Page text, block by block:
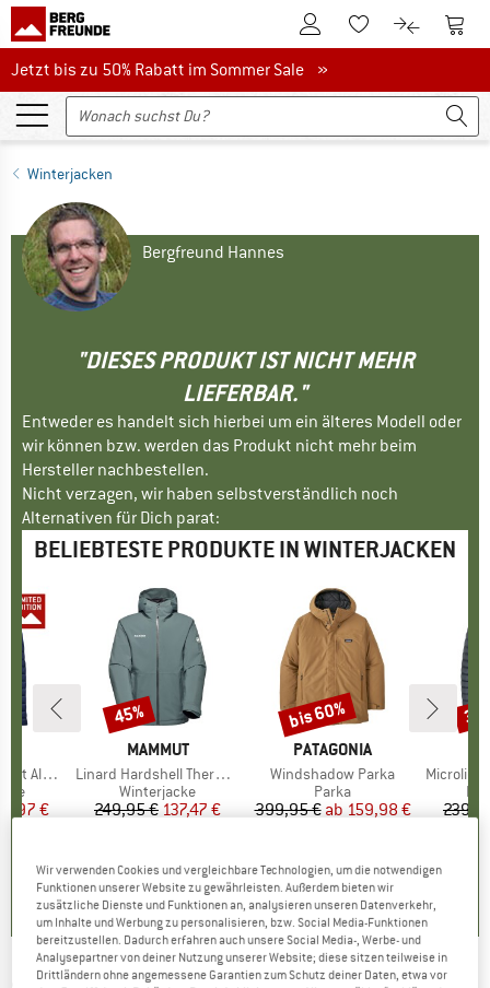
Zum KundenkontoZum Merkzettel.
Zum Zum
Jetzt bis zu 50% Rabatt im Sommer Sale
Jetzt bis zu 50% Rabatt im Sommer Sale »
Winterjacken
Bergfreund Hannes
"DIESES PRODUKT IST NICHT MEHR
LIEFERBAR."
Entweder es handelt sich hierbei um ein älteres Modell oder
wir können bzw. werden das Produkt nicht mehr beim
Hersteller nachbestellen.
Nicht verzagen, wir haben selbstverständlich noch
Alternativen für Dich parat:
BELIEBTESTE PRODUKTE IN WINTERJACKEN
Exclusive
Preis
€
)
MARKE
MAMMUT
Artikel
Linard Hardshell Thermo Hooded Jacket
Produktgruppe
Winterjacke
Preis
249,95 €reduzierter Preis
137,47 €
4,9(12)
Rabatt
45%
MARKE
PATAGONIA
Artikel
Windshadow Parka
Produktgruppe
Parka
Preis
399,95 € reduzierter Preis
ab 159,98 €
3,5(4)
Rabatt
bis 60%
Artikel
Microlight
Wir verwenden Cookies und vergleichbare Technologien, um die notwendigen
Funktionen unserer Website zu gewährleisten. Außerdem bieten wir
zusätzliche Dienste und Funktionen an, analysieren unseren Datenverkehr,
um Inhalte und Werbung zu personalisieren, bzw. Social Media-Funktionen
bereitzustellen. Dadurch erfahren auch unsere Social Media-, Werbe- und
Analysepartner von deiner Nutzung unserer Website; diese sitzen teilweise in
Drittländern ohne angemessene Garantien zum Schutz deiner Daten, etwa vor